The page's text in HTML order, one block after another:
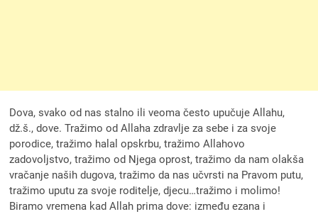
Dova, svako od nas stalno ili veoma često upučuje Allahu,
dž.š., dove. Tražimo od Allaha zdravlje za sebe i za svoje
porodice, tražimo halal opskrbu, tražimo Allahovo
zadovoljstvo, tražimo od Njega oprost, tražimo da nam olakša
vračanje naših dugova, tražimo da nas učvrsti na Pravom putu,
tražimo uputu za svoje roditelje, djecu…tražimo i molimo!
Biramo vremena kad Allah prima dove: između ezana i